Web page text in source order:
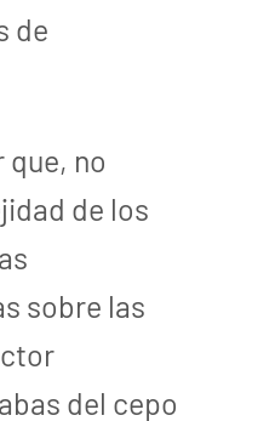
de
que, no
de los
sobre las
del cepo